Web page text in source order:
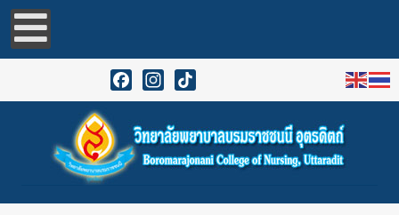
FacebookInstagram
TikTok